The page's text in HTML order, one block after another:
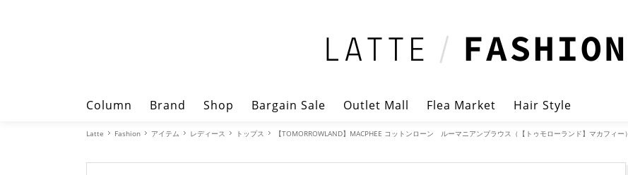
Column Brand Shop Bargain Sale Outlet Mall Flea Market Hair Style
Latte Fashion アイテム レディース トップス 【TOMORROWLAND】MACPHEE コットンローン ルーマニアンブラウス（【トゥモローランド】マカフィー）